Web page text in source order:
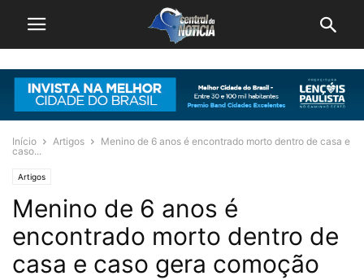
Início Artigos
Menino de 6 anos é encontrado morto dentro de casa e
caso...
Artigos
Menino de 6 anos é
encontrado morto dentro de
casa e caso gera comoção